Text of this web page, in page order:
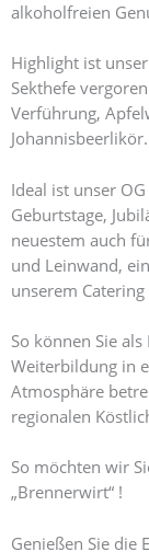
alkoholfreien
Highlight ist
Sekthefe
Verführung,
Johannisbeerlikör.
Ideal ist unser
Geburtstage,
neuestem auch
und Leinwand,
unserem
So können Sie
Weiterbildung in
Atmosphäre
regionalen
So möchten wir
„Brennerwirt“ !
Genießen Sie die